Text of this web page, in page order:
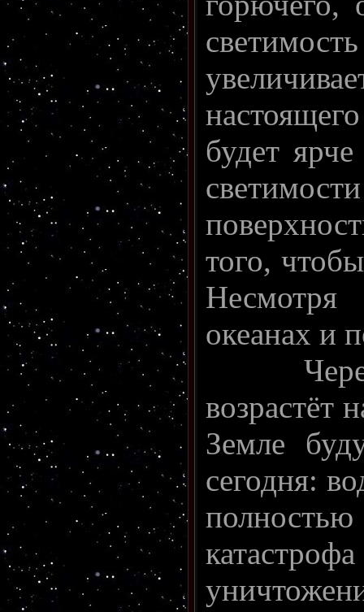
будет
того,
океанах и
возрастёт
Земле
сегодня: